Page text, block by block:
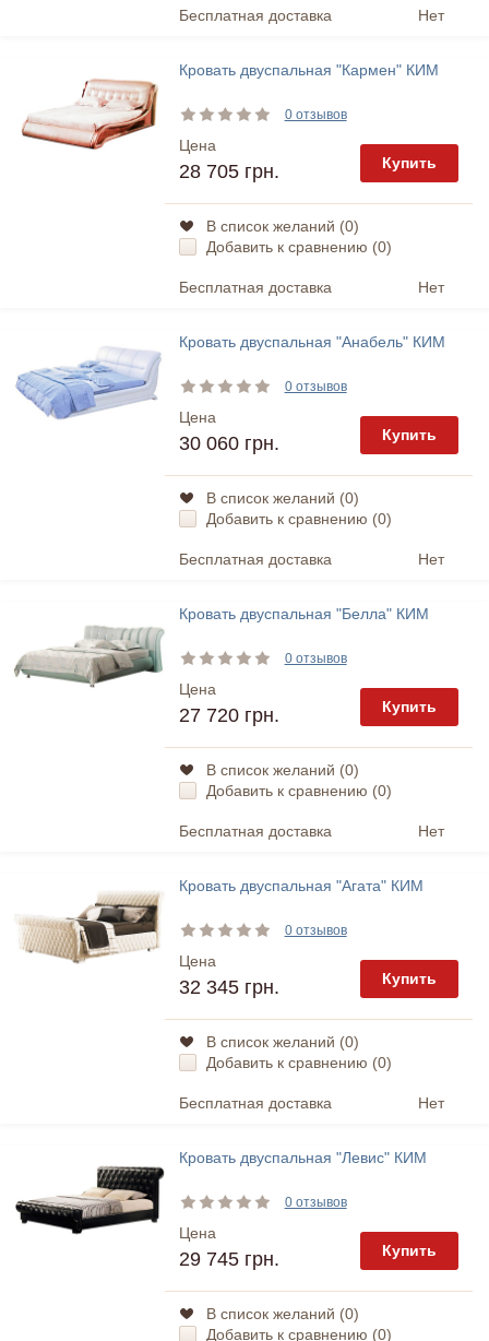
Бесплатная доставка Нет
Кровать двуспальная "Кармен" КИМ
0 отзывов
Цена
28 705 грн. Купить
В список желаний (0)
Добавить к сравнению (0)
Бесплатная доставка Нет
Кровать двуспальная "Анабель" КИМ
0 отзывов
Цена
30 060 грн. Купить
В список желаний (0)
Добавить к сравнению (0)
Бесплатная доставка Нет
Кровать двуспальная "Белла" КИМ
0 отзывов
Цена
27 720 грн. Купить
В список желаний (0)
Добавить к сравнению (0)
Бесплатная доставка Нет
Кровать двуспальная "Агата" КИМ
0 отзывов
Цена
32 345 грн. Купить
В список желаний (0)
Добавить к сравнению (0)
Бесплатная доставка Нет
Кровать двуспальная "Левис" КИМ
0 отзывов
Цена
29 745 грн. Купить
В список желаний (0)
Добавить к сравнению (0)